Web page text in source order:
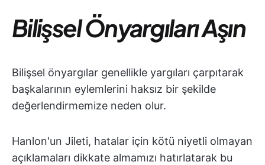
Bilişsel Önyargıları Aşın
Bilişsel önyargılar genellikle yargıları çarpıtarak
başkalarının eylemlerini haksız bir şekilde
değerlendirmemize neden olur.
Hanlon'un Jileti, hatalar için kötü niyetli olmayan
açıklamaları dikkate almamızı hatırlatarak bu